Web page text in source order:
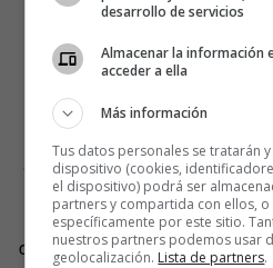
Si bien internet puede hacer
con todos, nuestros
Piedra, y que aún no han
evolucionar ante esta nueva
evolucionan en espacios
actualmente, incluso, la
parte debido a los avances
menos aptos continúen
cerebrosevitarán a toda
desarrollo de servicios
Almacenar la información
acceder a ella
Más información
Tus datos personales se tratarán
dispositivo (cookies,
el dispositivo) podrá ser
partners y compartida con ellos, o
específicamente por este sitio.
nuestros partners podemos usar
geolocalización. Lista de partners.